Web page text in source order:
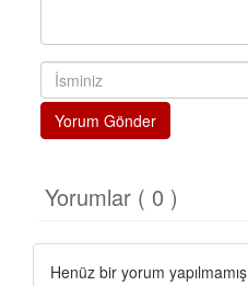
Yorum Gönder
Yorumlar ( 0 )
Henüz bir yorum yapılmamış